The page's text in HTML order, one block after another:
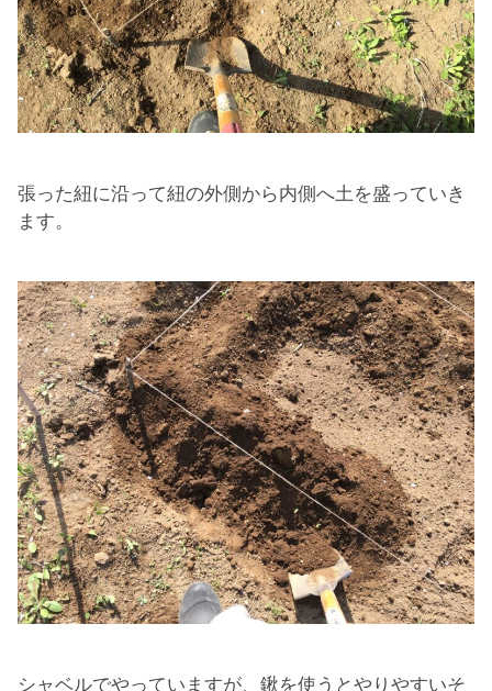
張った紐に沿って紐の外側から内側へ土を盛っていき
ます。
シャベルでやっていますが、鍬を使うとやりやすいそ